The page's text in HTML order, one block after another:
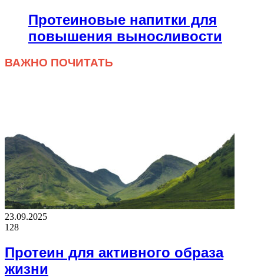
Протеиновые напитки для
повышения выносливости
ВАЖНО ПОЧИТАТЬ
23.09.2025
128
Протеин для активного образа
жизни